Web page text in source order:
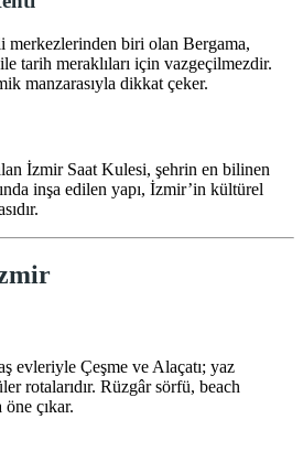
merkezlerinden biri olan Bergama,
tarih meraklıları için vazgeçilmezdir.
manzarasıyla dikkat çeker.
İzmir Saat Kulesi, şehrin en bilinen
inşa edilen yapı, İzmir’in kültürel
evleriyle Çeşme ve Alaçatı; yaz
rotalarıdır. Rüzgâr sörfü, beach
çıkar.